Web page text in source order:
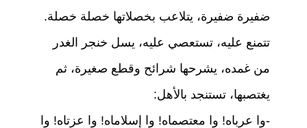
ضفيرة ضفيرة، يتلاعب بخصلاتها خصلة خصلة.
تتمنع عليه، تستعصي عليه، يسل خنجر الغدر
من غمده، يشرحها شرائح وقطع صغيرة، ثم
يغتصبها، تستنجد بالأهل:
-وا عرباه! وا معتصماه! وا إسلاماه! وا عزتاه! وا